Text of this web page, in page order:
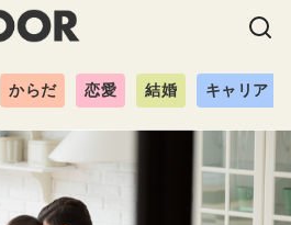
からだ 恋愛 結婚 キャリア